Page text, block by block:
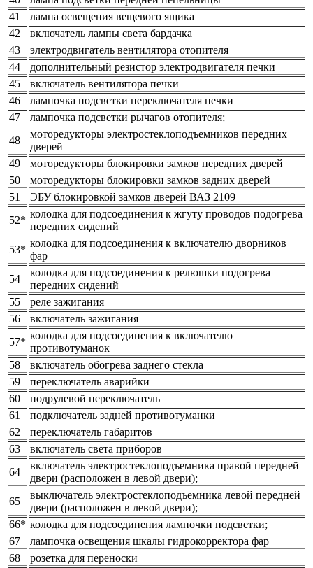
41
лампа освещения вещевого ящика
42
включатель лампы света бардачка
43
электродвигатель вентилятора отопителя
44
дополнительный резистор электродвигателя печки
45
включатель вентилятора печки
46
лампочка подсветки переключателя печки
47
лампочка подсветки рычагов отопителя;
48
моторедукторы электростеклоподъемников передних
дверей
49
моторедукторы блокировки замков передних дверей
50
моторедукторы блокировки замков задних дверей
51
ЭБУ блокировкой замков дверей ВАЗ 2109
52*
колодка для подсоединения к жгуту проводов подогрева
передних сидений
53*
колодка для подсоединения к включателю дворников
фар
54
колодка для подсоединения к релюшки подогрева
передних сидений
55
реле зажигания
56
включатель зажигания
57*
колодка для подсоединения к включателю
противотуманок
58
включатель обогрева заднего стекла
59
переключатель аварийки
60
подрулевой переключатель
61
подключатель задней противотуманки
62
переключатель габаритов
63
включатель света приборов
64
включатель электростеклоподъемника правой передней
двери (расположен в левой двери);
65
выключатель электростеклоподъемника левой передней
двери (расположен в левой двери);
66* колодка для подсоединения лампочки подсветки;
67
лампочка освещения шкалы гидрокорректора фар
68
розетка для переноски